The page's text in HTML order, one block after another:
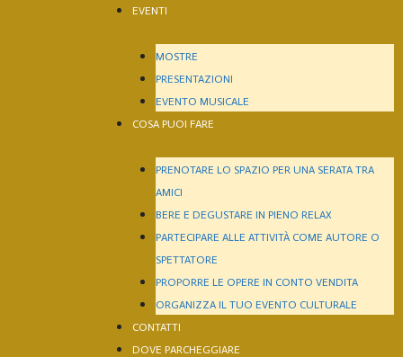
EVENTI
MOSTRE
PRESENTAZIONI
EVENTO MUSICALE
COSA PUOI FARE
PRENOTARE LO SPAZIO PER UNA SERATA TRA
AMICI
BERE E DEGUSTARE IN PIENO RELAX
PARTECIPARE ALLE ATTIVITÀ COME AUTORE O
SPETTATORE
PROPORRE LE OPERE IN CONTO VENDITA
ORGANIZZA IL TUO EVENTO CULTURALE
CONTATTI
DOVE PARCHEGGIARE